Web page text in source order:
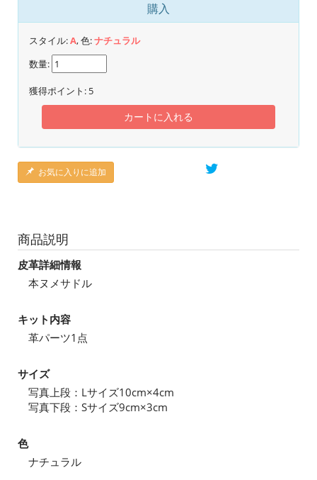
購入
スタイル:A, 色:ナチュラル
数量:
獲得ポイント: 5
カートに入れる
お気に入りに追加
商品説明
皮革詳細情報
本ヌメサドル
キット内容
革パーツ1点
サイズ
写真上段：Lサイズ10cm×4cm
写真下段：Sサイズ9cm×3cm
色
ナチュラル